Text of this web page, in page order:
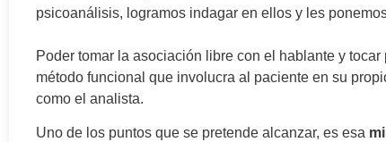
psicoanálisis, logramos indagar en ellos y les
Poder tomar la asociación libre con el hablante y
método funcional que involucra al paciente en su
como el analista.
Uno de los puntos que se pretende alcanzar, es esa